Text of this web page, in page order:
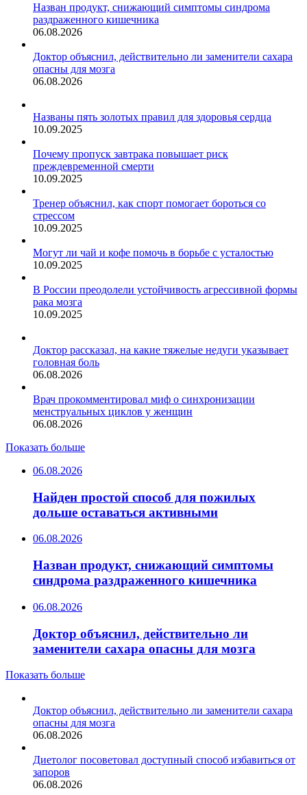
Назван продукт, снижающий симптомы синдрома
раздраженного кишечника
06.08.2026
Доктор объяснил, действительно ли заменители сахара
опасны для мозга
06.08.2026
Названы пять золотых правил для здоровья сердца
10.09.2025
Почему пропуск завтрака повышает риск
преждевременной смерти
10.09.2025
Тренер объяснил, как спорт помогает бороться со
стрессом
10.09.2025
Могут ли чай и кофе помочь в борьбе с усталостью
10.09.2025
В России преодолели устойчивость агрессивной формы
рака мозга
10.09.2025
Доктор рассказал, на какие тяжелые недуги указывает
головная боль
06.08.2026
Врач прокомментировал миф о синхронизации
менструальных циклов у женщин
06.08.2026
Показать больше
06.08.2026
Найден простой способ для пожилых
дольше оставаться активными
06.08.2026
Назван продукт, снижающий симптомы
синдрома раздраженного кишечника
06.08.2026
Доктор объяснил, действительно ли
заменители сахара опасны для мозга
Показать больше
Доктор объяснил, действительно ли заменители сахара
опасны для мозга
06.08.2026
Диетолог посоветовал доступный способ избавиться от
запоров
06.08.2026